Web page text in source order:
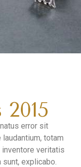
error sit
totam
inventore veritatis
explicabo.